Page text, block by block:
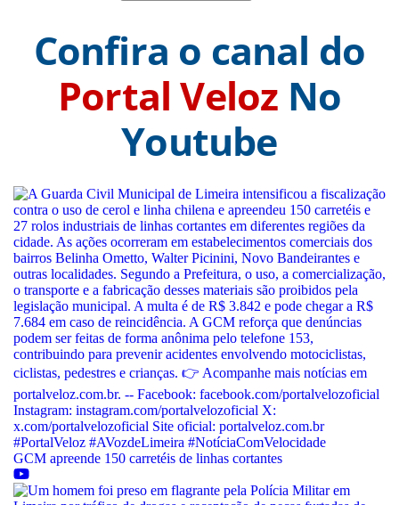
Confira o canal do
Portal Veloz No
Youtube
GCM apreende 150 carretéis de linhas cortantes